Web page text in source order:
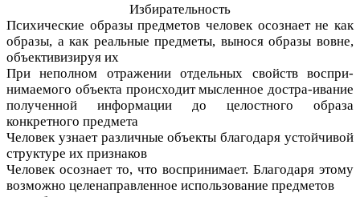
Избирательность
Психические образы предметов человек осознает не как
образы, а как реальные предметы, вынося образы вовне,
объективизируя их
При неполном отражении отдельных свойств воспри-
нимаемого объекта происходит мысленное достра-ивание
полученной информации до целостного образа
конкретного предмета
Человек узнает различные объекты благодаря устойчивой
структуре их признаков
Человек осознает то, что воспринимает. Благодаря этому
возможно целенаправленное использование предметов